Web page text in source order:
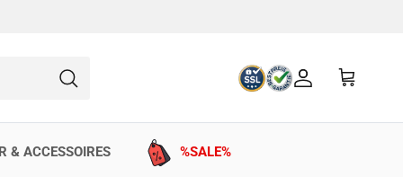
Suchen
& ACCESSOIRES %SALE%